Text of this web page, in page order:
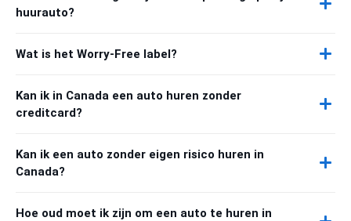
huurauto?
Wat is het Worry-Free label?
Kan ik in Canada een auto huren zonder
creditcard?
Kan ik een auto zonder eigen risico huren in
Canada?
Hoe oud moet ik zijn om een auto te huren in